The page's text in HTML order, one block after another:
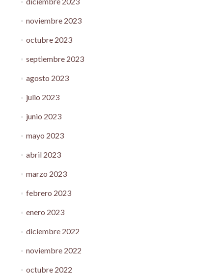
noviembre 2023
octubre 2023
septiembre 2023
agosto 2023
julio 2023
junio 2023
mayo 2023
abril 2023
marzo 2023
febrero 2023
enero 2023
diciembre 2022
noviembre 2022
octubre 2022